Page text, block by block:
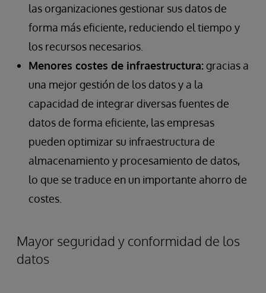
las organizaciones gestionar sus datos de
forma más eficiente, reduciendo el tiempo y
los recursos necesarios.
Menores costes de infraestructura:gracias a
una mejor gestión de los datos y a la
capacidad de integrar diversas fuentes de
datos de forma eficiente, las empresas
pueden optimizar su infraestructura de
almacenamiento y procesamiento de datos,
lo que se traduce en un importante ahorro de
costes.
Mayor seguridad y conformidad de los
datos